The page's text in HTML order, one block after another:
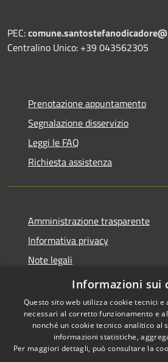
PEC:
Centralino Unico: +39 043562305
Prenotazione appuntamento
Segnalazione disservizio
Leggi le FAQ
Richiesta assistenza
Amministrazione trasparente
Informativa privacy
Note legali
Dichiarazione di accessibilità
Accessibilità
Informazioni sui
Questo sito web utilizza cookie tecnici
necessari al corretto funzionamento e
nonché un cookie tecnico analitico al
informazioni statistiche,
Per maggiori dettagli, può consultare la